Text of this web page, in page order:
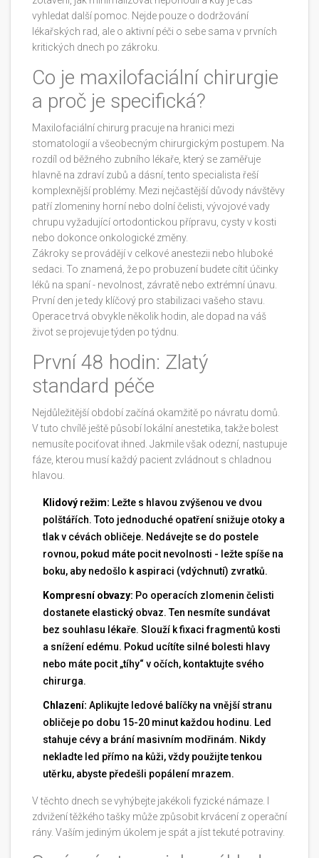
vyhledat další pomoc. Nejde pouze o dodržování
lékařských rad, ale o aktivní péči o sebe sama v prvních
kritických dnech po zákroku.
Co je maxilofaciální chirurgie
a proč je specifická?
Maxilofaciální chirurg pracuje na hranici mezi
stomatologií a všeobecným chirurgickým postupem. Na
rozdíl od běžného zubního lékaře, který se zaměřuje
hlavně na zdraví zubů a dásní, tento specialista řeší
komplexnější problémy. Mezi nejčastější důvody návštěvy
patří zlomeniny horní nebo dolní čelisti, vývojové vady
chrupu vyžadující ortodontickou přípravu, cysty v kosti
nebo dokonce onkologické změny.
Zákroky se provádějí v celkové anestezii nebo hluboké
sedaci. To znamená, že po probuzení budete cítit účinky
léků na spaní - nevolnost, závratě nebo extrémní únavu.
První den je tedy klíčový pro stabilizaci vašeho stavu.
Operace trvá obvykle několik hodin, ale dopad na váš
život se projevuje týden po týdnu.
První 48 hodin: Zlatý
standard péče
Nejdůležitější období začíná okamžitě po návratu domů.
V tuto chvílě ještě působí lokální anestetika, takže bolest
nemusíte pociťovat ihned. Jakmile však odezní, nastupuje
fáze, kterou musí každý pacient zvládnout s chladnou
hlavou.
Klidový režim: Ležte s hlavou zvýšenou ve dvou
polštářích. Toto jednoduché opatření snižuje otoky a
tlak v cévách obličeje. Nedávejte se do postele
rovnou, pokud máte pocit nevolnosti - ležte spíše na
boku, aby nedošlo k aspiraci (vdýchnutí) zvratků.
Kompresní obvazy: Po operacích zlomenin čelisti
dostanete elastický obvaz. Ten nesmíte sundávat
bez souhlasu lékaře. Slouží k fixaci fragmentů kosti
a snížení edému. Pokud ucítíte silné bolesti hlavy
nebo máte pocit „tíhy“ v očích, kontaktujte svého
chirurga.
Chlazení: Aplikujte ledové balíčky na vnější stranu
obličeje po dobu 15-20 minut každou hodinu. Led
stahuje cévy a brání masivním modřinám. Nikdy
nekladte led přímo na kůži, vždy použijte tenkou
utěrku, abyste předešli popálení mrazem.
V těchto dnech se vyhýbejte jakékoli fyzické námaze. I
zdvižení těžkého tašky může způsobit krvácení z operační
rány. Vaším jediným úkolem je spát a jíst tekuté potraviny.